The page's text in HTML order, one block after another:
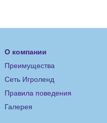
О компании
Преимущества
Сеть Игроленд
Правила поведения
Галерея